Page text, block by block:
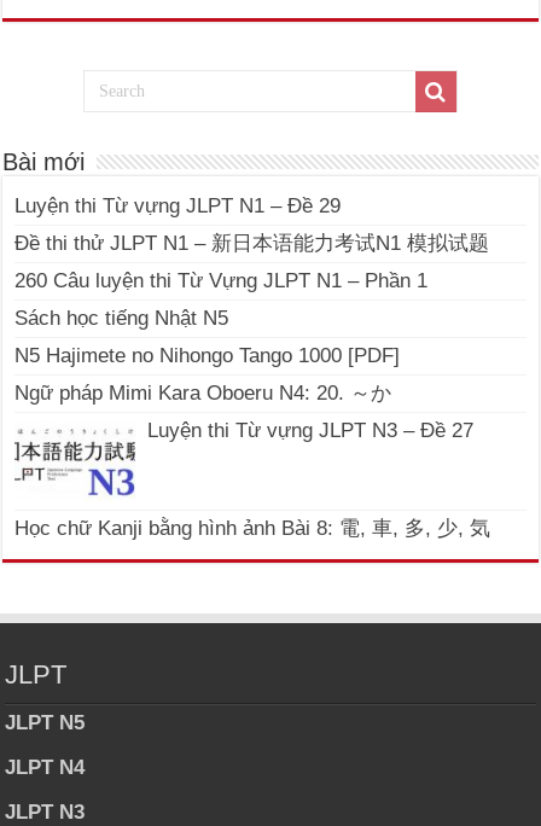
Bài mới
Luyện thi Từ vựng JLPT N1 – Đề 29
Đề thi thử JLPT N1 – 新日本语能力考试N1 模拟试题
260 Câu luyện thi Từ Vựng JLPT N1 – Phần 1
Sách học tiếng Nhật N5
N5 Hajimete no Nihongo Tango 1000 [PDF]
Ngữ pháp Mimi Kara Oboeru N4: 20. ～か
Luyện thi Từ vựng JLPT N3 – Đề 27
Học chữ Kanji bằng hình ảnh Bài 8: 電, 車, 多, 少, 気
JLPT
JLPT N5
JLPT N4
JLPT N3